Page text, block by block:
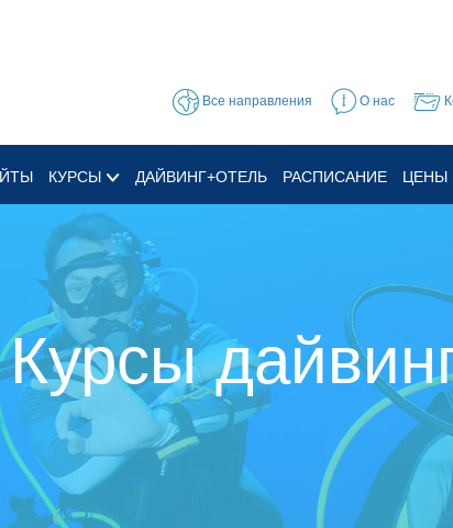
Все направления О нас
КУРСЫ ДАЙВИНГ+ОТЕЛЬ РАСПИСАНИЕ ЦЕНЫ
Курсы